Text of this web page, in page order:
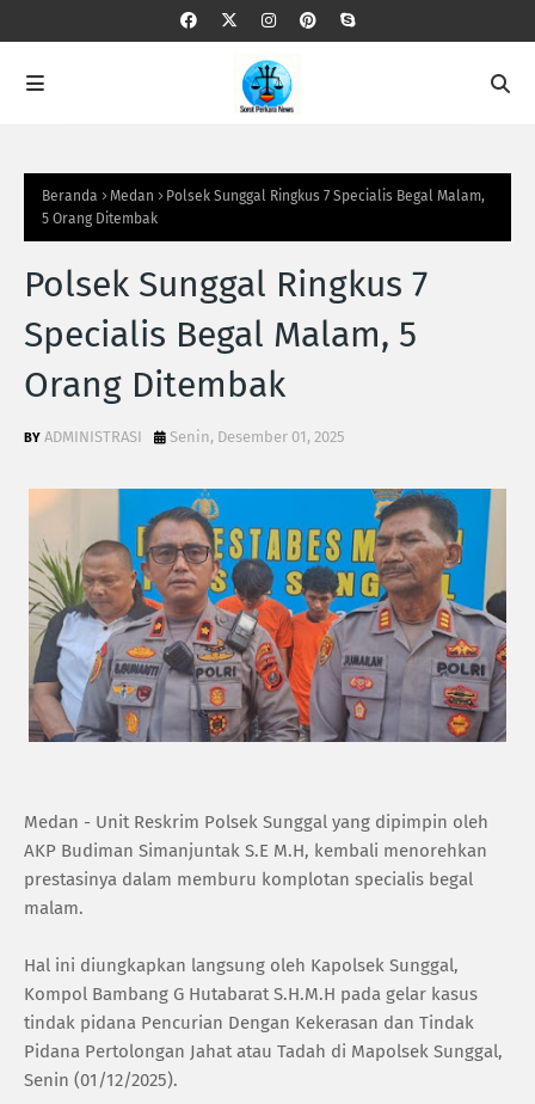
Beranda Medan
‎Polsek Sunggal Ringkus 7 Specialis Begal Malam,
5 Orang Ditembak‎
‎Polsek Sunggal Ringkus 7
Specialis Begal Malam, 5
Orang Ditembak‎
ADMINISTRASI Senin, Desember 01, 2025
‎Medan - Unit Reskrim Polsek Sunggal yang dipimpin oleh
AKP Budiman Simanjuntak S.E M.H, kembali menorehkan
prestasinya dalam memburu komplotan specialis begal
malam.
‎Hal ini diungkapkan langsung oleh Kapolsek Sunggal,
Kompol Bambang G Hutabarat S.H.M.H pada gelar kasus
tindak pidana Pencurian Dengan Kekerasan dan Tindak
Pidana Pertolongan Jahat atau Tadah di Mapolsek Sunggal,
Senin (01/12/2025).